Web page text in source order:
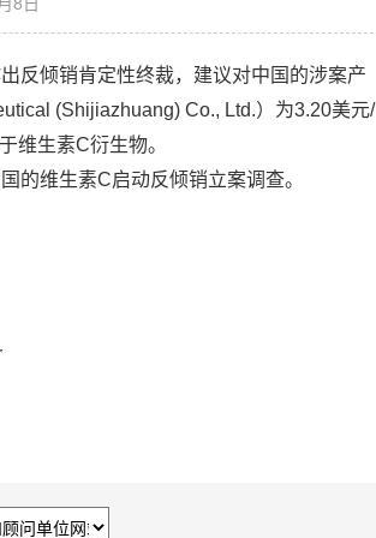
倾销肯定性终裁，建议对中国的涉案产
(Shijiazhuang) Co., Ltd.）为3.20美元/
维生素C衍生物。
维生素C启动反倾销立案调查。